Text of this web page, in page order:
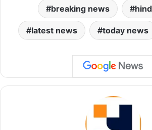
breaking news
latest news today news